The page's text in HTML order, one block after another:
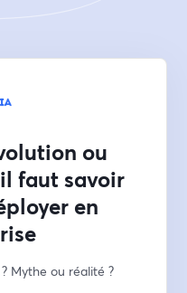
ou
faut savoir
en
Mythe ou réalité ?